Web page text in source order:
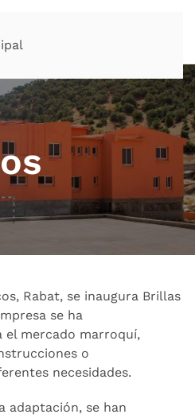
Rabat, se inaugura Brillas
se ha
el mercado marroquí,
o
necesidades.
adaptación, se han